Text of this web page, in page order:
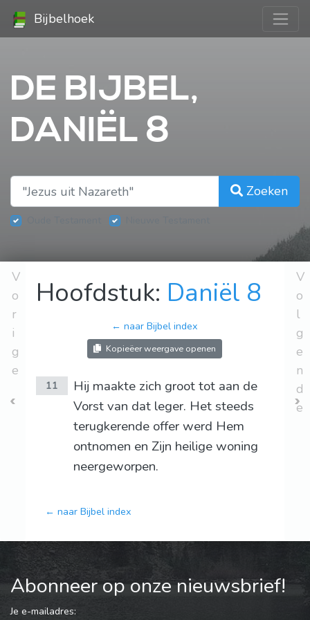
Bijbelhoek
DE BIJBEL,
DANIËL 8
Zoeken
V
o
r
i
g
e
Hoofdstuk: Daniël 8
← naar Bijbel index
Kopieëer weergave openen
11
Hij maakte zich groot tot aan de
Vorst van dat leger. Het steeds
terugkerende offer werd Hem
ontnomen en Zijn heilige woning
neergeworpen.
← naar Bijbel index
V
o
l
g
e
n
d
e
Abonneer op onze nieuwsbrief!
Je e-mailadres: